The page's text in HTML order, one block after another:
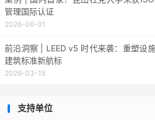
管理国际认证
2026-06-01
前沿洞察 | LEED v5 时代来袭：重塑设
建筑标准新航标
2026-03-15
支持单位